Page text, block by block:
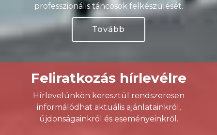
professzionális táncosok felkészülését.
Tovább
Feliratkozás hírlevélre
Hírlevelünkön keresztül rendszeresen
informálódhat aktuális ajánlatainkról,
újdonságainkról és eseményeinkről.